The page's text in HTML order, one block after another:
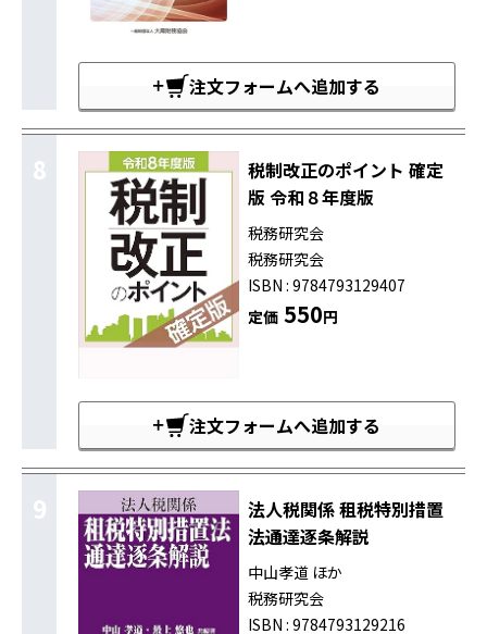
注文フォームへ追加する
8
税制改正のポイント 確定
版 令和８年度版
税務研究会
税務研究会
ISBN : 9784793129407
定価550円
注文フォームへ追加する
9
法人税関係 租税特別措置
法通達逐条解説
中山孝道 ほか
税務研究会
ISBN : 9784793129216